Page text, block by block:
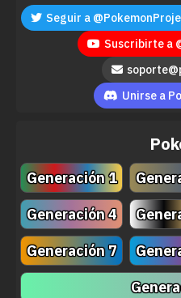
Seguir a
Suscribirte a
Unirse a
Generación 1
Generación 4
Generación 7